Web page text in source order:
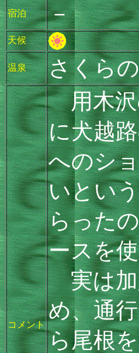
宿泊 －
天候
温泉 さくら
コメント
用木沢
に犬越
へのシ
いとい
らった
ースを
実は加
め、通
ら尾根